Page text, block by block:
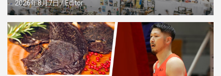
2026年8月7日 Editor